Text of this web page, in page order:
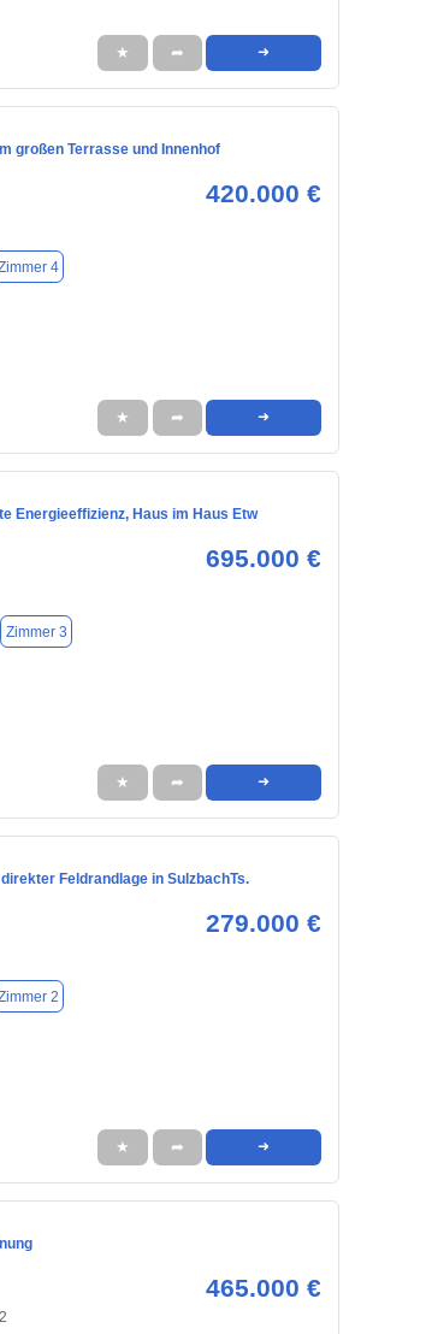
★ ➦ ➜
großen Terrasse und Innenhof
420.000 €
4
★ ➦ ➜
Energieeffizienz, Haus im Haus Etw
695.000 €
Zimmer 3
★ ➦ ➜
Feldrandlage in SulzbachTs.
279.000 €
2
★ ➦ ➜
465.000 €